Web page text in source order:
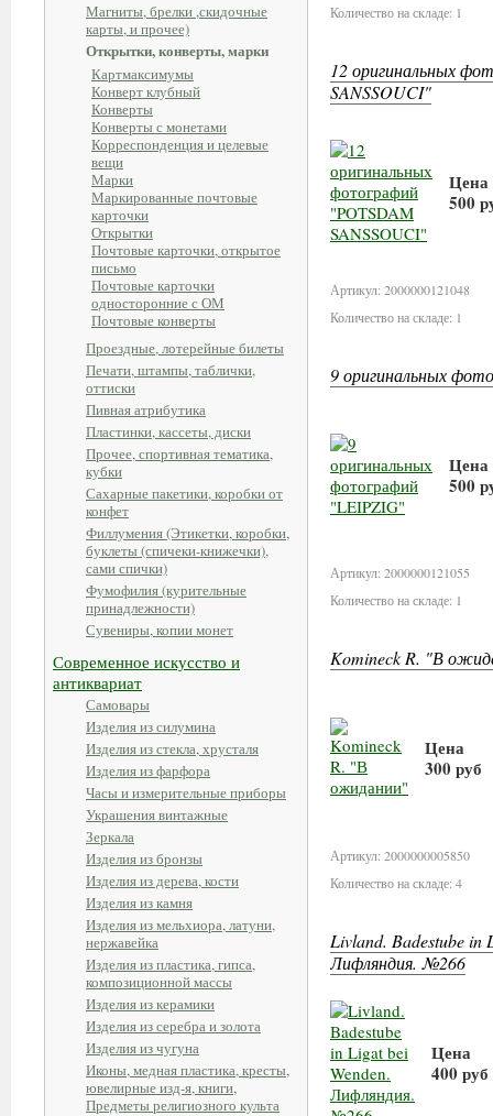
Магниты, брелки ,скидочные
карты, и прочее)
Открытки, конверты, марки
Картмаксимумы
Конверт клубный
Конверты
Конверты с монетами
Корреспонденция и целевые
вещи
Марки
Маркированные почтовые
карточки
Открытки
Почтовые карточки, открытое
письмо
Почтовые карточки
односторонние с ОМ
Почтовые конверты
Проездные, лотерейные билеты
Печати, штампы, таблички,
оттиски
Пивная атрибутика
Пластинки, кассеты, диски
Прочее, спортивная тематика,
кубки
Сахарные пакетики, коробки от
конфет
Филлумения (Этикетки, коробки,
буклеты (спичеки-книжечки),
сами спички)
Фумофилия (курительные
принадлежности)
Сувениры, копии монет
Современное искусство и
антиквариат
Самовары
Изделия из силумина
Изделия из стекла, хрусталя
Изделия из фарфора
Часы и измерительные приборы
Украшения винтажные
Зеркала
Изделия из бронзы
Изделия из дерева, кости
Изделия из камня
Изделия из мельхиора, латуни,
нержавейка
Изделия из пластика, гипса,
композиционной массы
Изделия из керамики
Изделия из серебра и золота
Изделия из чугуна
Иконы, медная пластика, кресты,
ювелирные изд-я, книги,
Предметы религиозного культа
Количество на складе: 1
12 оригинальных
SANSSOUCI"
Цена
500
Артикул: 2000000121048
Количество на складе: 1
9 оригинальных
Цена
500
Артикул: 2000000121055
Количество на складе: 1
Komineck R. "В
Цена
300 руб
Артикул: 2000000005850
Количество на складе: 4
Livland. Badestube in
Лифляндия. №266
Цена
400 руб